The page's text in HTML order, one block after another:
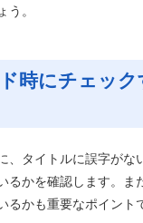
。
時にチェッ
、タイトルに誤字がな
るかを確認します。ま
るかも重要なポイント